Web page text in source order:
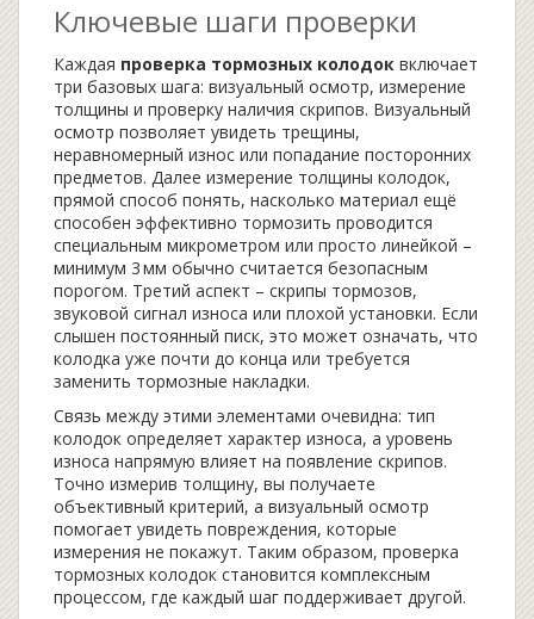
Ключевые шаги проверки
Каждая проверка тормозных колодок включает
три базовых шага: визуальный осмотр, измерение
толщины и проверку наличия скрипов. Визуальный
осмотр позволяет увидеть трещины,
неравномерный износ или попадание посторонних
предметов. Далее измерение толщины колодок,
прямой способ понять, насколько материал ещё
способен эффективно тормозить проводится
специальным микрометром или просто линейкой –
минимум 3 мм обычно считается безопасным
порогом. Третий аспект – скрипы тормозов,
звуковой сигнал износа или плохой установки. Если
слышен постоянный писк, это может означать, что
колодка уже почти до конца или требуется
заменить тормозные накладки.
Связь между этими элементами очевидна: тип
колодок определяет характер износа, а уровень
износа напрямую влияет на появление скрипов.
Точно измерив толщину, вы получаете
объективный критерий, а визуальный осмотр
помогает увидеть повреждения, которые
измерения не покажут. Таким образом, проверка
тормозных колодок становится комплексным
процессом, где каждый шаг поддерживает другой.